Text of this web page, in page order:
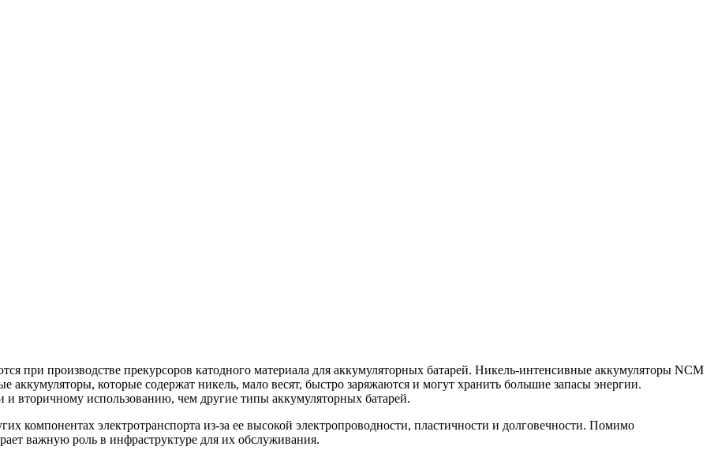
при производстве прекурсоров катодного материала для аккумуляторных батарей. Никель-интенсивные аккумуляторы NCM
которые содержат никель, мало весят, быстро заряжаются и могут хранить большие запасы энергии.
вторичному использованию, чем другие типы аккумуляторных батарей.
компонентах электротранспорта из-за ее высокой электропроводности, пластичности и долговечности. Помимо
важную роль в инфраструктуре для их обслуживания.